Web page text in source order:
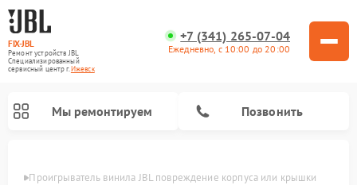
FIX-JBL
Ремонт устройств JBL
Специализированный
cервисный центр г.Ижевск
+7 (341) 265-07-04
Ежедневно, с 10:00 до 20:00
Мы ремонтируем Позвонить
Проигрыватель винила JBL повреждение корпуса или крышки